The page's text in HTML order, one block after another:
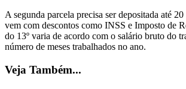
A segunda parcela precisa ser depositada até
vem com descontos como INSS e Imposto de
do 13º varia de acordo com o salário bruto do
número de meses trabalhados no ano.
Veja Também...